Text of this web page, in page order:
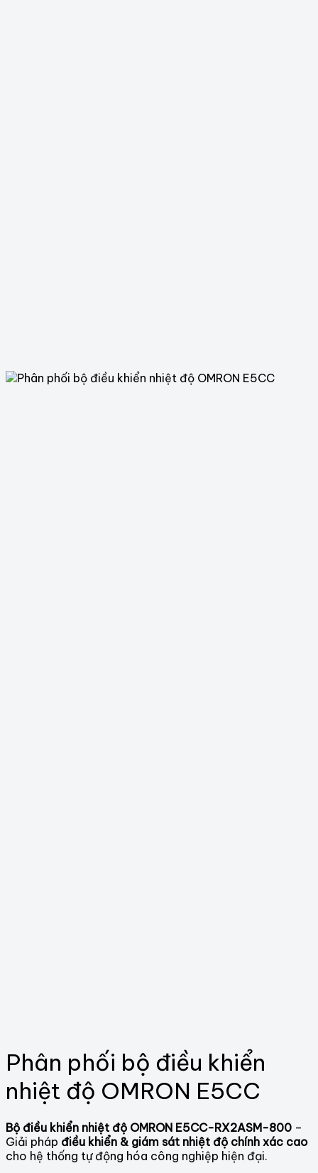
Phân phối bộ điều khiển
nhiệt độ OMRON E5CC
Bộ điều khiển nhiệt độ OMRON E5CC-RX2ASM-800 –
Giải pháp điều khiển & giám sát nhiệt độ chính xác cao
cho hệ thống tự động hóa công nghiệp hiện đại.